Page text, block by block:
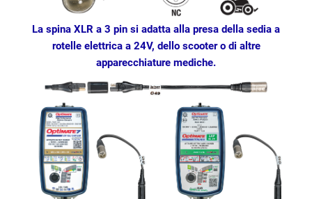
La spina XLR a 3 pin si adatta alla presa della sedia a
rotelle elettrica a 24V, dello scooter o di altre
apparecchiature mediche.